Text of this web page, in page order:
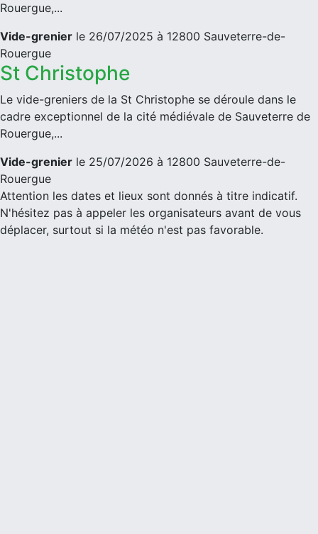
Rouergue,...
Vide-grenier le 26/07/2025 à 12800 Sauveterre-de-
Rouergue
St Christophe
Le vide-greniers de la St Christophe se déroule dans le
cadre exceptionnel de la cité médiévale de Sauveterre de
Rouergue,...
Vide-grenier le 25/07/2026 à 12800 Sauveterre-de-
Rouergue
Attention les dates et lieux sont donnés à titre indicatif.
N'hésitez pas à appeler les organisateurs avant de vous
déplacer, surtout si la météo n'est pas favorable.